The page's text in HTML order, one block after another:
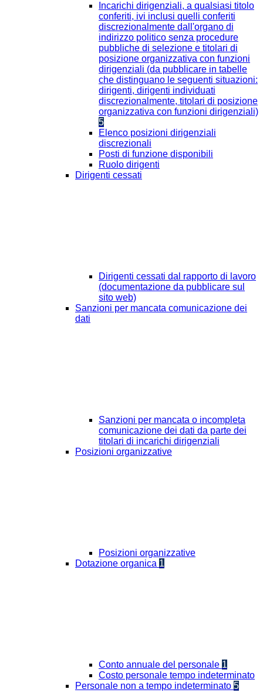
Incarichi dirigenziali, a qualsiasi titolo
conferiti, ivi inclusi quelli conferiti
discrezionalmente dall'organo di
indirizzo politico senza procedure
pubbliche di selezione e titolari di
posizione organizzativa con funzioni
dirigenziali (da pubblicare in tabelle
che distinguano le seguenti situazioni:
dirigenti, dirigenti individuati
discrezionalmente, titolari di posizione
organizzativa con funzioni dirigenziali)
5
Elenco posizioni dirigenziali
discrezionali
Posti di funzione disponibili
Ruolo dirigenti
Dirigenti cessati
Dirigenti cessati dal rapporto di lavoro
(documentazione da pubblicare sul
sito web)
Sanzioni per mancata comunicazione dei
dati
Sanzioni per mancata o incompleta
comunicazione dei dati da parte dei
titolari di incarichi dirigenziali
Posizioni organizzative
Posizioni organizzative
Dotazione organica 1
Conto annuale del personale 1
Costo personale tempo indeterminato
Personale non a tempo indeterminato 5